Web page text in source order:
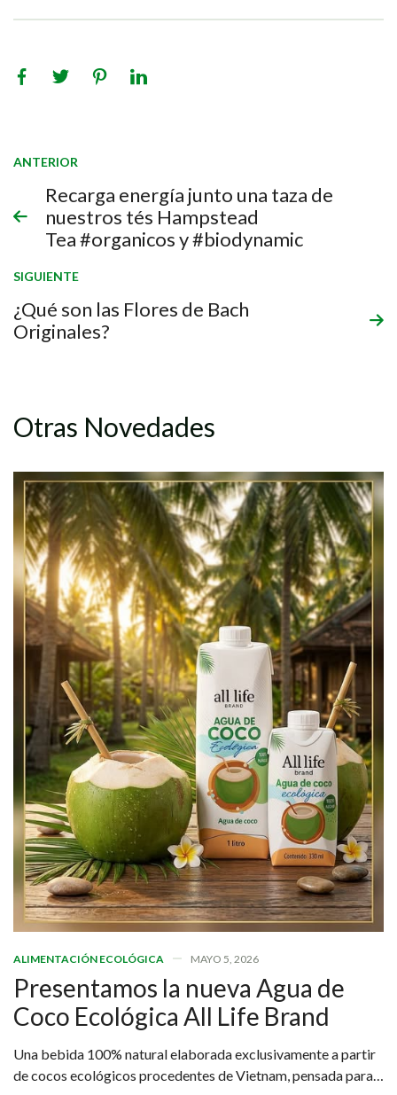
ANTERIOR
Recarga energía junto una taza de
nuestros tés Hampstead
Tea #organicos y #biodynamic
SIGUIENTE
¿Qué son las Flores de Bach
Originales?
Otras Novedades
ALIMENTACIÓN ECOLÓGICA MAYO 5, 2026
Presentamos la nueva Agua de
Coco Ecológica All Life Brand
Una bebida 100% natural elaborada exclusivamente a partir
de cocos ecológicos procedentes de Vietnam, pensada para